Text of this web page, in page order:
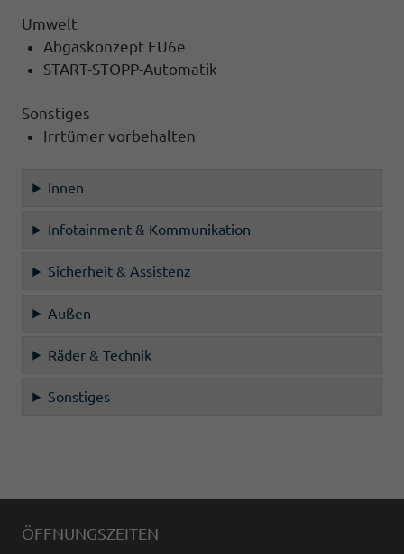
Umwelt
Abgaskonzept EU6e
START-STOPP-Automatik
Sonstiges
Irrtümer vorbehalten
Innen
Infotainment & Kommunikation
Sicherheit & Assistenz
Außen
Räder & Technik
Sonstiges
ÖFFNUNGSZEITEN